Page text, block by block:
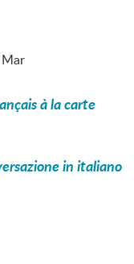
à la carte
in italiano